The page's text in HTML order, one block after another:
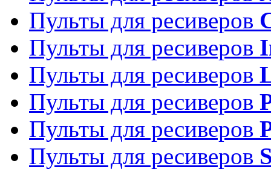
Пульты для ресиверов
Пульты для ресиверов
Пульты для ресиверов
Пульты для ресиверов
Пульты для ресиверов
Пульты для ресиверов